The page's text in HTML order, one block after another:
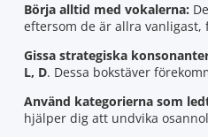
Börja alltid med vokalerna:
eftersom de är allra vanligast,
Gissa strategiska
L, D. Dessa bokstäver
Använd kategorierna som
hjälper dig att undvika